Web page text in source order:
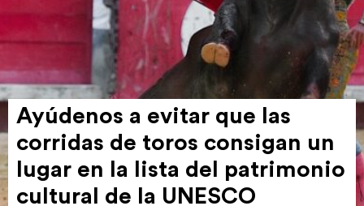
Ayúdenos a evitar que las
corridas de toros consigan un
lugar en la lista del patri­monio
cultural de la UNESCO